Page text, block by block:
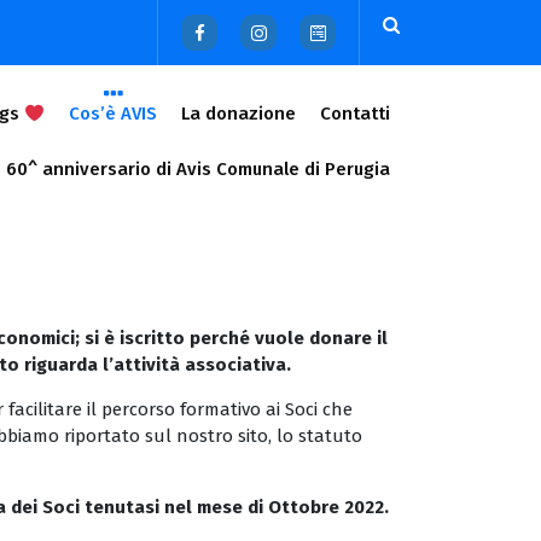
Cos’è AVIS La donazione Contatti
60^ anniversario di Avis Comunale di Perugia
si è iscritto perché vuole donare il
riguarda l’attività associativa.
il percorso formativo ai Soci che
riportato sul nostro sito, lo statuto
Soci tenutasi nel mese di Ottobre 2022.